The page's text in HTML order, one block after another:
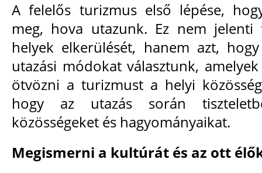
A felelős turizmus első lépése,
meg, hova utazunk. Ez nem jelenti
helyek elkerülését, hanem azt,
utazási módokat választunk,
ötvözni a turizmust a helyi
hogy az utazás során
közösségeket és hagyományaikat.
Megismerni a kultúrát és az ott